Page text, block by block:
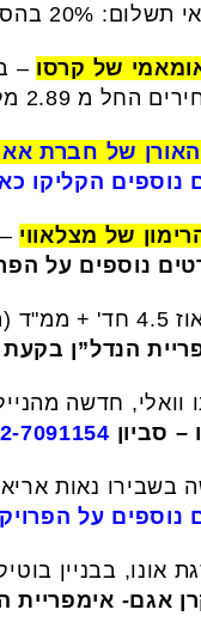
ו80% בכניסה לא צמוד .
של קרסו –
מ 2.89 מליון ₪.
האורן של חברת
נוספים הקליקו
של מצלאווי
נוספים על
5.2 מליון ₪.
הנדל”ן בקעת
– סביון 7091154
נוספים על
אגם- אימפריית